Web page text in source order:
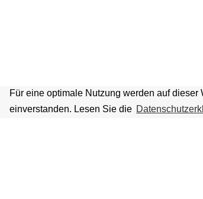
Für eine optimale Nutzung werden auf
einverstanden. Lesen Sie die